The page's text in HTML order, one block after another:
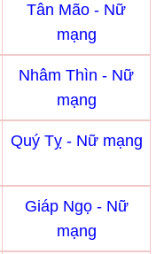
Tân Mão - Nữ
mạng
Nhâm Thìn - Nữ
mạng
Quý Tỵ - Nữ mạng
Giáp Ngọ - Nữ
mạng